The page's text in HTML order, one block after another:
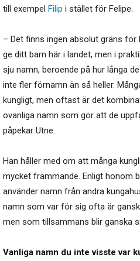
till exempel Filip i stället för Felipe.
– Det finns ingen absolut gräns för
ge ditt barn här i landet, men i
sju namn, beroende på hur långa
inte fler förnamn än så heller.
kungligt, men oftast är det
ovanliga namn som gör att de
påpekar Utne.
Han håller med om att många
mycket främmande. Enligt honom
använder namn från andra
namn som var för sig ofta är
men som tillsammans blir ganska
Vanliga namn du inte visste var